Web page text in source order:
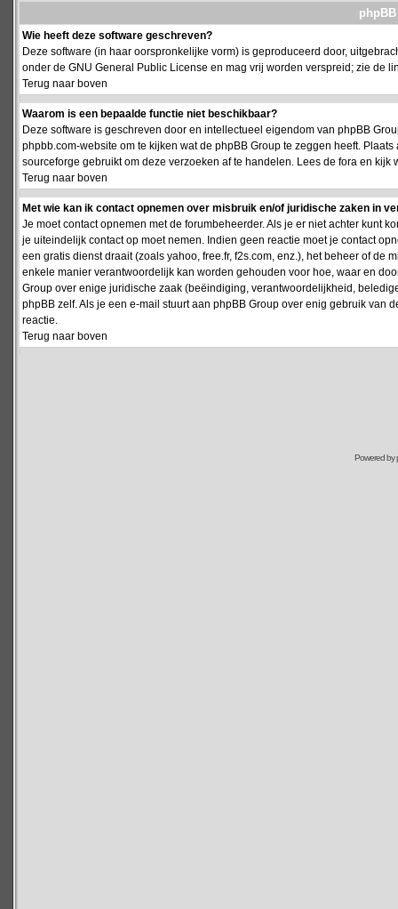
Wie heeft deze software geschreven?
Deze software (in haar oorspronkelijke vorm) is geproduceerd door,
onder de GNU General Public License en mag vrij worden verspreid; zie de
Terug naar boven
Waarom is een bepaalde functie niet beschikbaar?
Deze software is geschreven door en intellectueel eigendom van phpBB
phpbb.com-website om te kijken wat de phpBB Group te zeggen heeft.
sourceforge gebruikt om deze verzoeken af te handelen. Lees de fora en
Terug naar boven
Met wie kan ik contact opnemen over misbruik en/of juridische zaken in
Je moet contact opnemen met de forumbeheerder. Als je er niet achter kunt
je uiteindelijk contact op moet nemen. Indien geen reactie moet je contact
een gratis dienst draait (zoals yahoo, free.fr, f2s.com, enz.), het beheer of
enkele manier verantwoordelijk kan worden gehouden voor hoe, waar en
Group over enige juridische zaak (beëindiging, verantwoordelijkheid,
phpBB zelf. Als je een e-mail stuurt aan phpBB Group over enig gebruik
reactie.
Terug naar boven
Powered by